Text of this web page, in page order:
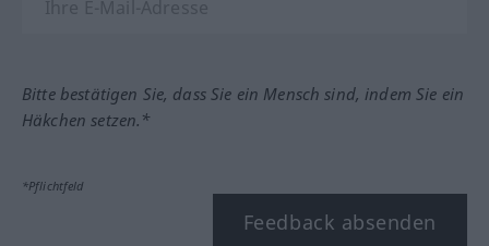
Bitte bestätigen Sie, dass Sie ein Mensch sind, indem Sie ein
Häkchen setzen.*
*Pflichtfeld
Feedback absenden